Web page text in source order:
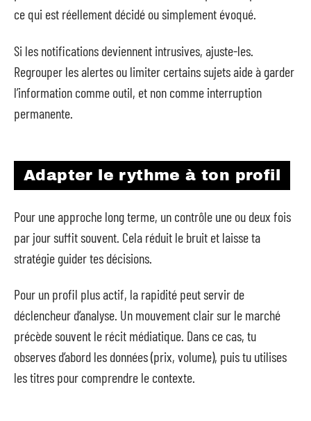
ce qui est réellement décidé ou simplement évoqué.
Si les notifications deviennent intrusives, ajuste-les.
Regrouper les alertes ou limiter certains sujets aide à garder
l’information comme outil, et non comme interruption
permanente.
Adapter le rythme à ton profil
Pour une approche long terme, un contrôle une ou deux fois
par jour suffit souvent. Cela réduit le bruit et laisse ta
stratégie guider tes décisions.
Pour un profil plus actif, la rapidité peut servir de
déclencheur d’analyse. Un mouvement clair sur le marché
précède souvent le récit médiatique. Dans ce cas, tu
observes d’abord les données (prix, volume), puis tu utilises
les titres pour comprendre le contexte.